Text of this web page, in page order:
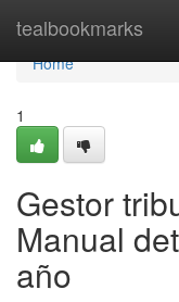
tealbookmarks
Home
Home
1
Gestor
Manual
año